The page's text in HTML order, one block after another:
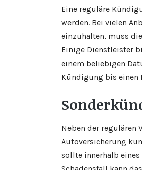
Eine reguläre
werden. Bei vielen
einzuhalten, muss
Einige Dienstleister
einem beliebigen
Kündigung bis einen
Neben der regulären
Autoversicherung
sollte innerhalb eines